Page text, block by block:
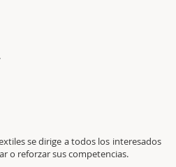
se dirige a todos los interesados
o reforzar sus competencias.